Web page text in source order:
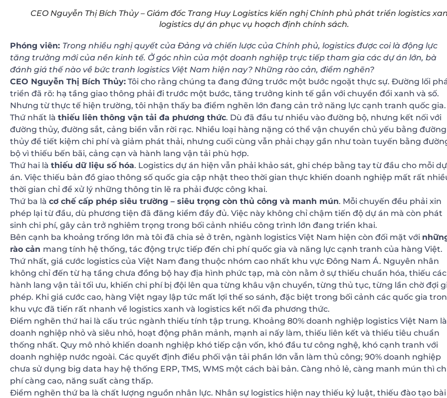
CEO Nguyễn Thị Bích Thủy – Giám đốc Trang Huy Logistics kiến nghị Chính phủ phát triển logistics
logistics dự án phục vụ hoạch định chính sách.
Phóng viên: Trong nhiều nghị quyết của Đảng và chiến lược của Chính phủ, logistics được coi là động lực
tăng trưởng mới của nền kinh tế. Ở góc nhìn của một doanh nghiệp trực tiếp tham gia các dự án lớn, bà
đánh giá thế nào về bức tranh logistics Việt Nam hiện nay? Những rào cản, điểm nghẽn?
CEO Nguyễn Thị Bích Thủy: Tôi cho rằng chúng ta đang đứng trước một bước ngoặt thực sự. Đường lối
triển đã rõ: hạ tầng giao thông phải đi trước một bước, tăng trưởng kinh tế gắn với chuyển đổi xanh và số.
Nhưng từ thực tế hiện trường, tôi nhận thấy ba điểm nghẽn lớn đang cản trở năng lực cạnh tranh quốc gia.
Thứ nhất là thiếu liên thông vận tải đa phương thức. Dù đã đầu tư nhiều vào đường bộ, nhưng kết nối với
đường thủy, đường sắt, cảng biển vẫn rời rạc. Nhiều loại hàng nặng có thể vận chuyển chủ yếu bằng đường
thủy để tiết kiệm chi phí và giảm phát thải, nhưng cuối cùng vẫn phải chạy gần như toàn tuyến bằng
bộ vì thiếu bến bãi, cảng cạn và hành lang vận tải phù hợp.
Thứ hai là thiếu dữ liệu số hóa. Logistics dự án hiện vẫn phải khảo sát, ghi chép bằng tay từ đầu cho mỗi dự
án. Việc thiếu bản đồ giao thông số quốc gia cập nhật theo thời gian thực khiến doanh nghiệp mất rất
thời gian chỉ để xử lý những thông tin lẽ ra phải được công khai.
Thứ ba là cơ chế cấp phép siêu trường – siêu trọng còn thủ công và manh mún. Mỗi chuyến đều phải xin
phép lại từ đầu, dù phương tiện đã đăng kiểm đầy đủ. Việc này không chỉ chậm tiến độ dự án mà còn phát
sinh chi phí, gây cản trở nghiêm trọng trong bối cảnh nhiều công trình lớn đang triển khai.
Bên cạnh ba khoảng trống lớn mà tôi đã chia sẻ ở trên, ngành logistics Việt Nam hiện còn đối mặt với
rào cản mang tính hệ thống, tác động trực tiếp đến chi phí quốc gia và năng lực cạnh tranh của hàng Việt.
Thứ nhất, giá cước logistics của Việt Nam đang thuộc nhóm cao nhất khu vực Đông Nam Á. Nguyên nhân
không chỉ đến từ hạ tầng chưa đồng bộ hay địa hình phức tạp, mà còn nằm ở sự thiếu chuẩn hóa, thiếu các
hành lang vận tải tối ưu, khiến chi phí bị đội lên qua từng khâu vận chuyển, từng thủ tục, từng lần chờ đợi
phép. Khi giá cước cao, hàng Việt ngay lập tức mất lợi thế so sánh, đặc biệt trong bối cảnh các quốc gia
khu vực đã tiến rất nhanh về logistics xanh và logistics kết nối đa phương thức.
Điểm nghẽn thứ hai là cấu trúc ngành thiếu tính tập trung. Khoảng 80% doanh nghiệp logistics Việt Nam là
doanh nghiệp nhỏ và siêu nhỏ, hoạt động phân mảnh, mạnh ai nấy làm, thiếu liên kết và thiếu tiêu chuẩn
thống nhất. Quy mô nhỏ khiến doanh nghiệp khó tiếp cận vốn, khó đầu tư công nghệ, khó cạnh tranh với
doanh nghiệp nước ngoài. Các quyết định điều phối vận tải phần lớn vẫn làm thủ công; 90% doanh nghiệp
chưa sử dụng big data hay hệ thống ERP, TMS, WMS một cách bài bản. Càng nhỏ lẻ, càng manh mún thì
phí càng cao, năng suất càng thấp.
Điểm nghẽn thứ ba là chất lượng nguồn nhân lực. Nhân sự logistics hiện nay thiếu kỷ luật, thiếu đào tạo bài